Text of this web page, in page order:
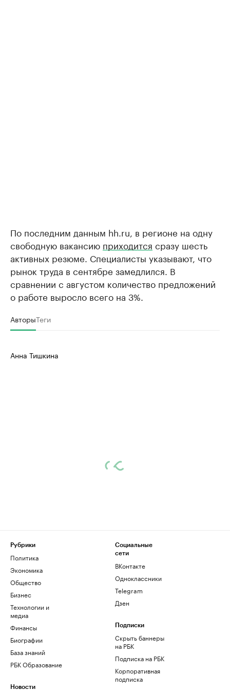
По последним данным hh.ru, в регионе на одну
свободную вакансию приходится сразу шесть
активных резюме. Специалисты указывают, что
рынок труда в сентябре замедлился. В
сравнении с августом количество предложений
о работе выросло всего на 3%.
АвторыТеги
Анна Тишкина
Рубрики
Политика
Экономика
Общество
Бизнес
Технологии и
медиа
Финансы
Биографии
База знаний
РБК Образование
Новости
Социальные
сети
ВКонтакте
Одноклассники
Telegram
Дзен
Подписки
Скрыть баннеры
на РБК
Подписка на РБК
Корпоративная
подписка